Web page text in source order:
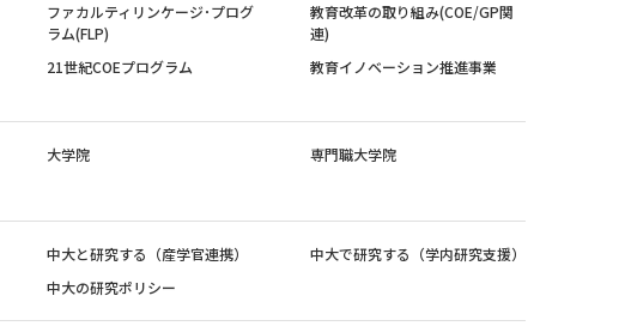
ファカルティリンケージ･プログ
ラム(FLP)
教育改革の取り組み(COE/GP関
連)
21世紀COEプログラム 教育イノベーション推進事業
大学院
専門職大学院
中大と研究する（産学官連携）
中大で研究する（学内研究支援）
中大の研究ポリシー